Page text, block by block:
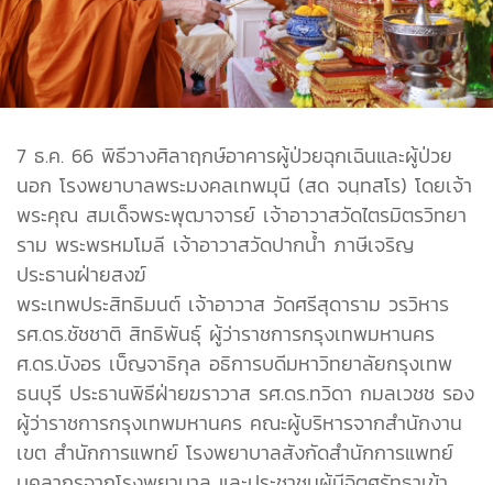
7 ธ.ค. 66 พิธีวางศิลาฤกษ์อาคารผู้ป่วยฉุกเฉินและผู้ป่วย
นอก โรงพยาบาลพระมงคลเทพมุนี (สด จนฺทสโร) โดยเจ้า
พระคุณ สมเด็จพระพุฒาจารย์ เจ้าอาวาสวัดไตรมิตรวิทยา
ราม พระพรหมโมลี เจ้าอาวาสวัดปากน้ำ ภาษีเจริญ
ประธานฝ่ายสงฆ์
พระเทพประสิทธิมนต์ เจ้าอาวาส วัดศรีสุดาราม วรวิหาร
รศ.ดร.ชัชชาติ สิทธิพันธุ์ ผู้ว่าราชการกรุงเทพมหานคร
ศ.ดร.บังอร เบ็ญจาธิกุล อธิการบดีมหาวิทยาลัยกรุงเทพ
ธนบุรี ประธานพิธีฝ่ายฆราวาส รศ.ดร.ทวิดา กมลเวชช รอง
ผู้ว่าราชการกรุงเทพมหานคร คณะผู้บริหารจากสำนักงาน
เขต สำนักการแพทย์ โรงพยาบาลสังกัดสำนักการแพทย์